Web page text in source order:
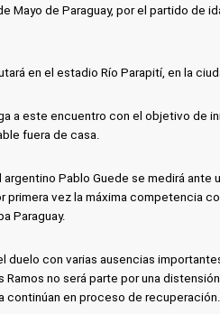
Mayo de Paraguay, por el partido de
en el estadio Río Parapití, en la
a este encuentro con el objetivo de
fuera de casa.
Pablo Guede se medirá ante
primera vez la máxima competencia
Paraguay.
duelo con varias ausencias
Ramos no será parte por una
continúan en proceso de recuperación.